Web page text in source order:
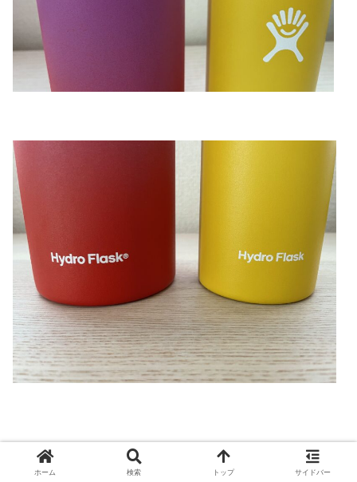
®️があるものとないものがありますが、これは ボトル
ホーム 検索 トップ サイドバー